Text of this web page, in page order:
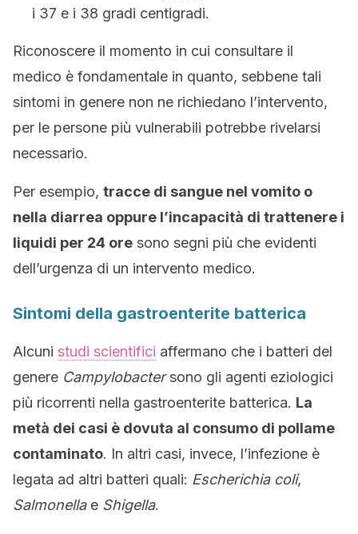
i 37 e i 38 gradi centigradi.
Riconoscere il momento in cui consultare il
medico è fondamentale in quanto, sebbene tali
sintomi in genere non ne richiedano l’intervento,
per le persone più vulnerabili potrebbe rivelarsi
necessario.
Per esempio, tracce di sangue nel vomito o
nella diarrea oppure l’incapacità di trattenere i
liquidi per 24 ore sono segni più che evidenti
dell’urgenza di un intervento medico.
Sintomi della gastroenterite batterica
Alcuni studi scientifici affermano che i batteri del
genere Campylobactersono gli agenti eziologici
più ricorrenti nella gastroenterite batterica. La
metà dei casi è dovuta al consumo di pollame
contaminato. In altri casi, invece, l’infezione è
legata ad altri batteri quali: Escherichia coli,
Salmonella e Shigella.